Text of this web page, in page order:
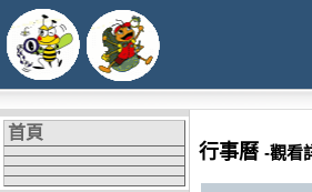
首頁
行事曆 -觀看